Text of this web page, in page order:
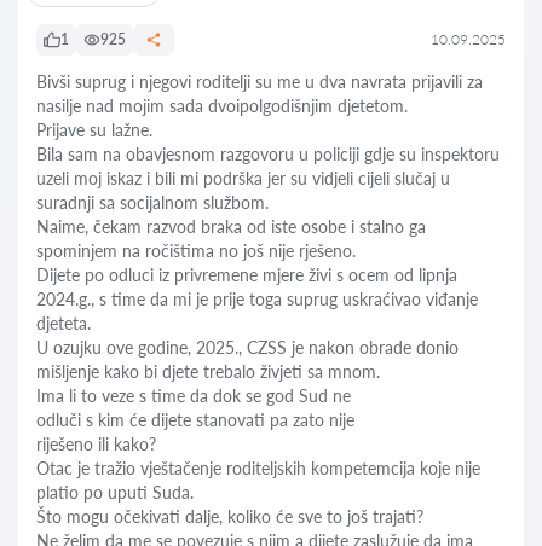
1 925 10.09.2025
Bivši suprug i njegovi roditelji su me u dva navrata prijavili za
nasilje nad mojim sada dvoipolgodišnjim djetetom.
Prijave su lažne.
Bila sam na obavjesnom razgovoru u policiji gdje su inspektoru
uzeli moj iskaz i bili mi podrška jer su vidjeli cijeli slučaj u
suradnji sa socijalnom službom.
Naime, čekam razvod braka od iste osobe i stalno ga
spominjem na ročištima no još nije rješeno.
Dijete po odluci iz privremene mjere živi s ocem od lipnja
2024.g., s time da mi je prije toga suprug uskraćivao viđanje
djeteta.
U ozujku ove godine, 2025., CZSS je nakon obrade donio
mišljenje kako bi djete trebalo živjeti sa mnom.
Ima li to veze s time da dok se god Sud ne
odluči s kim će dijete stanovati pa zato nije
riješeno ili kako?
Otac je tražio vještačenje roditeljskih kompetemcija koje nije
platio po uputi Suda.
Što mogu očekivati dalje, koliko će sve to još trajati?
Ne želim da me se povezuje s njim a dijete zaslužuje da ima